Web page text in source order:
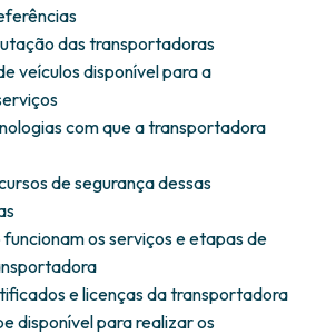
das transportadoras
veículos disponível para a
com que a transportadora
de segurança dessas
os serviços e etapas de
e licenças da transportadora
disponível para realizar os